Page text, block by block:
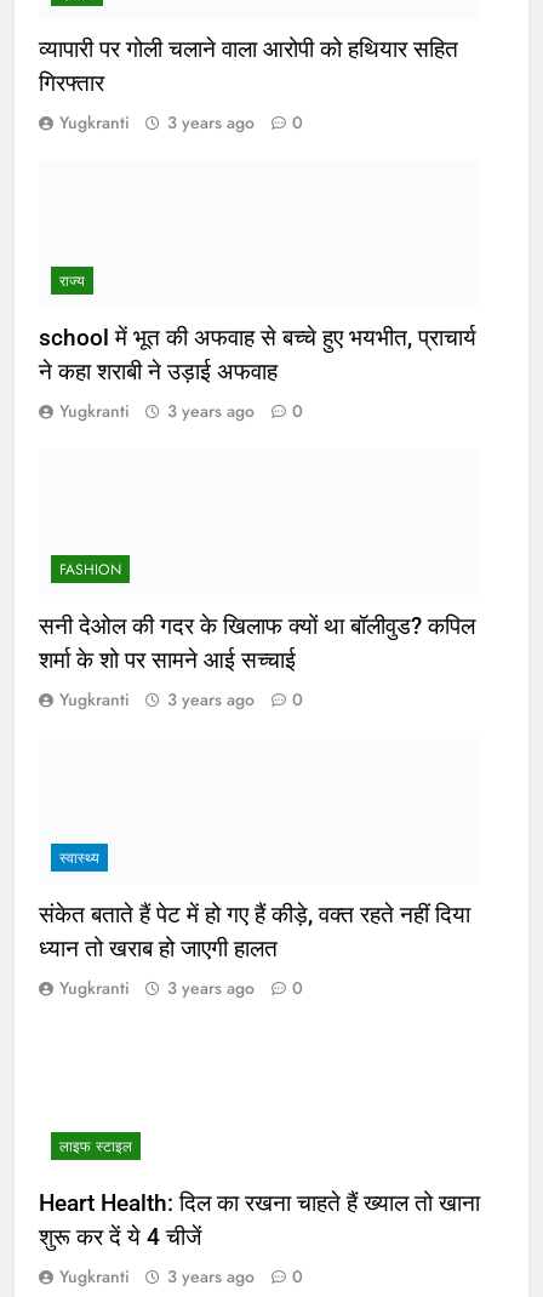
व्यापारी पर गोली चलाने वाला आरोपी को हथियार सहित
गिरफ्तार
Yugkranti 3 years ago 0
राज्य
school में भूत की अफवाह से बच्चे हुए भयभीत, प्राचार्य
ने कहा शराबी ने उड़ाई अफवाह
Yugkranti 3 years ago 0
FASHION
सनी देओल की गदर के खिलाफ क्यों था बॉलीवुड? कपिल
शर्मा के शो पर सामने आई सच्चाई
Yugkranti 3 years ago 0
स्वास्थ्य
संकेत बताते हैं पेट में हो गए हैं कीड़े, वक्त रहते नहीं दिया
ध्यान तो खराब हो जाएगी हालत
Yugkranti 3 years ago 0
लाइफ स्टाइल
Heart Health: दिल का रखना चाहते हैं ख्याल तो खाना
शुरू कर दें ये 4 चीजें
Yugkranti 3 years ago 0